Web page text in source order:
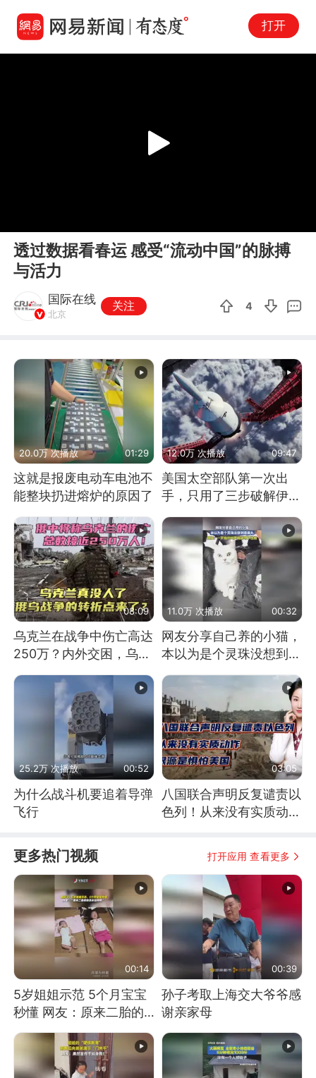
打开
Play
透过数据看春运 感受“流动中国”的脉搏
与活力
国际在线
北京
关注 4
20.0万 次播放 01:29
这就是报废电动车电池不
能整块扔进熔炉的原因了
12.0万 次播放 09:47
美国太空部队第一次出
手，只用了三步破解伊朗
防空
08:09
乌克兰在战争中伤亡高达
250万？内外交困，乌克
11.0万 次播放 00:32
网友分享自己养的小猫，
本以为是个灵珠没想到是
25.2万 次播放 00:52
为什么战斗机要追着导弹
飞行
03:05
八国联合声明反复谴责以
色列！从来没有实质动
更多热门视频 打开应用 查看更多
00:14
5岁姐姐示范 5个月宝宝
秒懂 网友：原来二胎的
快乐长这样
00:39
孙子考取上海交大爷爷感
谢亲家母